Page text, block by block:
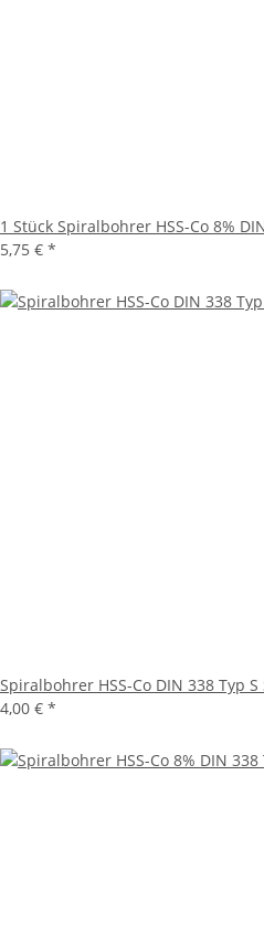
1 Stück Spiralbohrer HSS-Co 8%
5,75 € *
Spiralbohrer HSS-Co DIN 338 Typ S
4,00 € *